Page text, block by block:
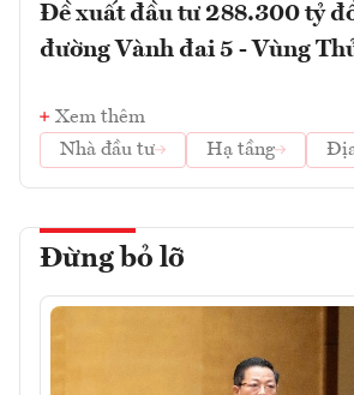
Đề xuất đầu tư 288.300 tỷ
đường Vành đai 5 - Vùng
Xem thêm
Nhà đầu tư
Hạ tầng
Đừng bỏ lỡ